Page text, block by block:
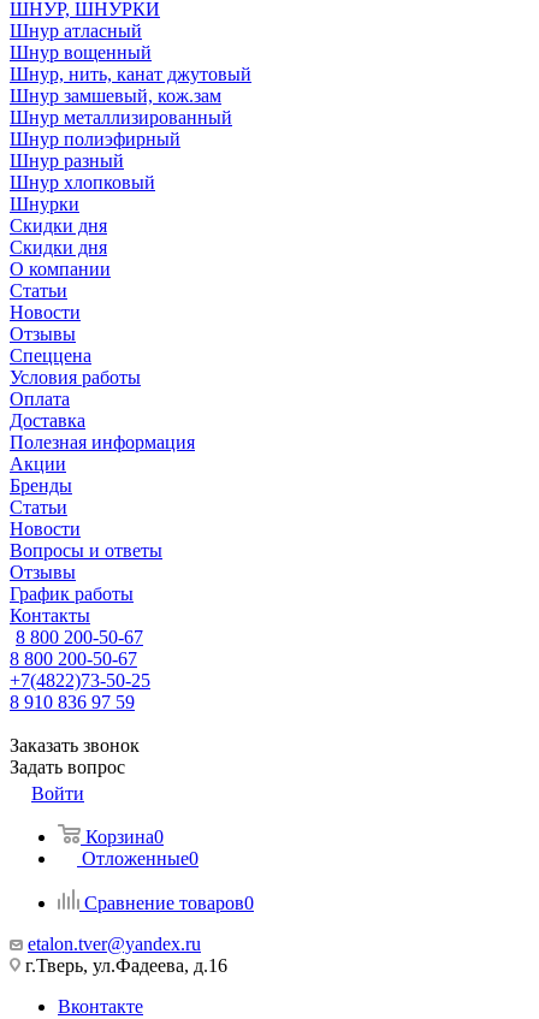
ШНУР, ШНУРКИ
Шнур атласный
Шнур вощенный
Шнур, нить, канат джутовый
Шнур замшевый, кож.зам
Шнур металлизированный
Шнур полиэфирный
Шнур разный
Шнур хлопковый
Шнурки
Скидки дня
Скидки дня
О компании
Статьи
Новости
Отзывы
Спеццена
Условия работы
Оплата
Доставка
Полезная информация
Акции
Бренды
Статьи
Новости
Вопросы и ответы
Отзывы
График работы
Контакты
8 800 200-50-67
8 800 200-50-67
+7(4822)73-50-25
8 910 836 97 59
Заказать звонок
Задать вопрос
Войти
Корзина0
Отложенные0
Сравнение товаров0
etalon.tver@yandex.ru
г.Тверь, ул.Фадеева, д.16
Вконтакте